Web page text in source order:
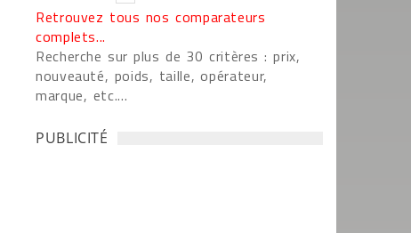
Retrouvez tous nos comparateurs
complets...
Recherche sur plus de 30 critères : prix,
nouveauté, poids, taille, opérateur,
marque, etc....
PUBLICITÉ